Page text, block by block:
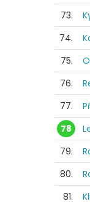
73.
74.
75.
76.
77.
78
79.
80.
81.